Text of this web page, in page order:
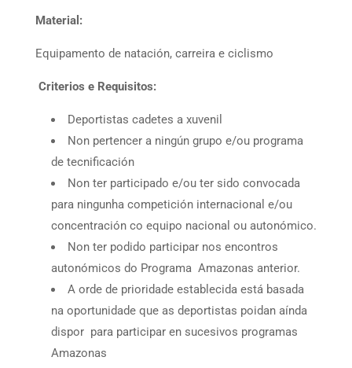
Material:
Equipamento de natación, carreira e ciclismo
Criterios e Requisitos:
Deportistas cadetes a xuvenil
Non pertencer a ningún grupo e/ou programa
de tecnificación
Non ter participado e/ou ter sido convocada
para ningunha competición internacional e/ou
concentración co equipo nacional ou autonómico.
Non ter podido participar nos encontros
autonómicos do Programa Amazonas anterior.
A orde de prioridade establecida está basada
na oportunidade que as deportistas poidan aínda
dispor para participar en sucesivos programas
Amazonas